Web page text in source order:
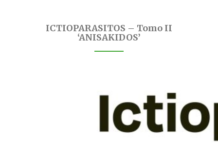
ICTIOPARASITOS – Tomo II
‘ANISAKIDOS’